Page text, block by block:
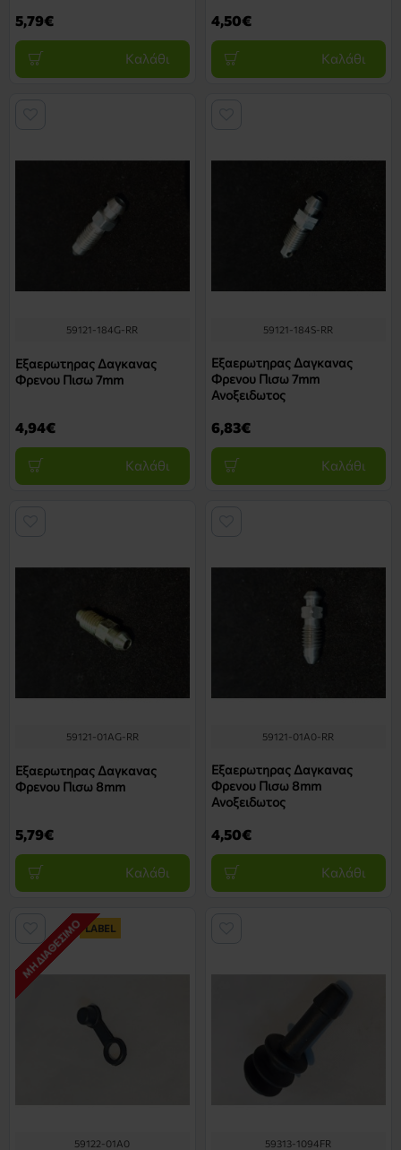
5,79€
Καλάθι
4,50€
Καλάθι
59121-184G-RR
Εξαερωτηρας Δαγκανας
Φρενου Πισω 7mm
4,94€
Καλάθι
59121-184S-RR
Εξαερωτηρας Δαγκανας
Φρενου Πισω 7mm
Ανοξειδωτος
6,83€
Καλάθι
59121-01AG-RR
Εξαερωτηρας Δαγκανας
Φρενου Πισω 8mm
5,79€
Καλάθι
59121-01A0-RR
Εξαερωτηρας Δαγκανας
Φρενου Πισω 8mm
Ανοξειδωτος
4,50€
Καλάθι
LABEL
ΜΗ ΔΙΑΘΈΣΙΜΟ
59122-01A0 59313-1094FR